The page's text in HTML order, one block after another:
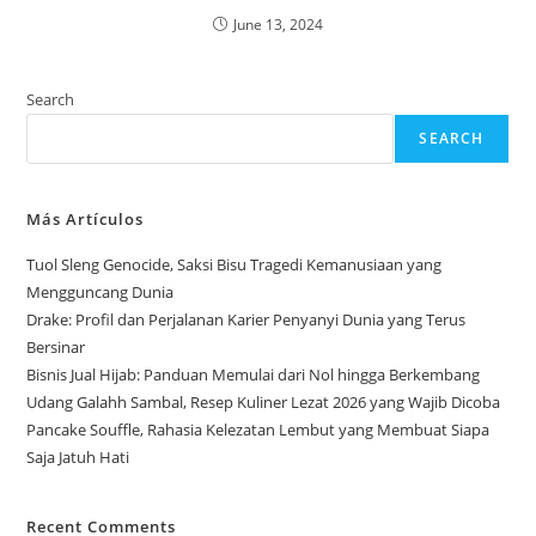
June 13, 2024
Search
SEARCH
Más Artículos
Tuol Sleng Genocide, Saksi Bisu Tragedi Kemanusiaan yang
Mengguncang Dunia
Drake: Profil dan Perjalanan Karier Penyanyi Dunia yang Terus
Bersinar
Bisnis Jual Hijab: Panduan Memulai dari Nol hingga Berkembang
Udang Galahh Sambal, Resep Kuliner Lezat 2026 yang Wajib Dicoba
Pancake Souffle, Rahasia Kelezatan Lembut yang Membuat Siapa
Saja Jatuh Hati
Recent Comments